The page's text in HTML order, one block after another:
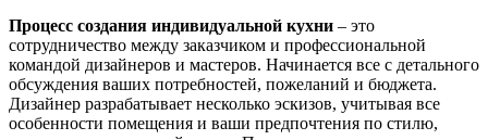
Процесс создания индивидуальной кухни – это
сотрудничество между заказчиком и профессиональной
командой дизайнеров и мастеров. Начинается все с детального
обсуждения ваших потребностей, пожеланий и бюджета.
Дизайнер разрабатывает несколько эскизов, учитывая все
особенности помещения и ваши предпочтения по стилю,